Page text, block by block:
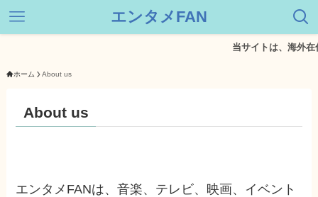
エンタメFAN
当サイトは、海外在
ホーム About us
About us
エンタメFANは、音楽、テレビ、映画、イベント